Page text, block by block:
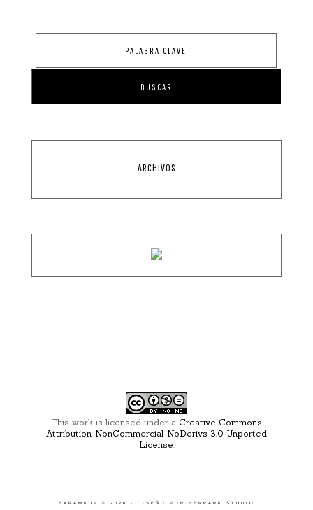
ARCHIVOS
This work is licensed under a Creative Commons
Attribution-NonCommercial-NoDerivs 3.0 Unported
License.
SARAMKUP © 2026 - DISEÑO POR HERPARK STUDIO